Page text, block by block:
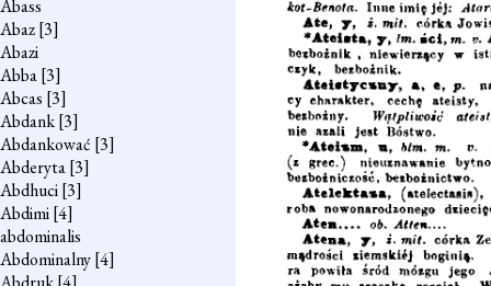
Abass
Abaz[3]
Abazi
Abba[3]
Abcas [3]
Abdank[3]
Abdankować [3]
Abderyta[3]
Abdhuci[3]
Abdimi[4]
abdominalis
Abdominalny[4]